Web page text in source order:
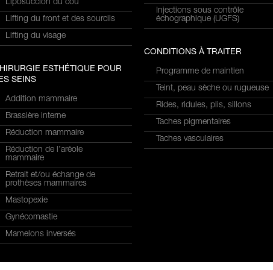
Liposuccion du cou
Lifting du front et des sourcils
Lifting du visage
ESTHÉTIQUE POUR
SEINS
Addition mammaire
Brassière interne
Réduction mammaire
Réduction de l’aréole
mammaire
Retrait et/ou échange de
prothèses mammaires
Mastopexie
Gynécomastie
Mamelons inversés
Injections sous contrôle
échographique (UGFS)
CONDITIONS À TRAITER
Programme de maintien
Teint, peau sèche ou rugueuse
Rides, ridules, plis, sillons
Taches pigmentaires
Taches vasculaires